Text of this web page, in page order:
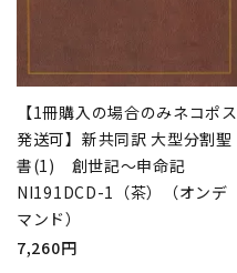
【1冊購入の場合のみネコポス
発送可】新共同訳 大型分割聖
書(1) 創世記～申命記
NI191DCD-1（茶）（オンデ
マンド）
7,260円